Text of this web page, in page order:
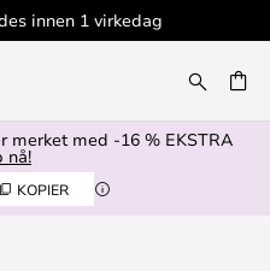
innen 1 virkedag
merket med -16 % EKSTRA
nå!
KOPIER